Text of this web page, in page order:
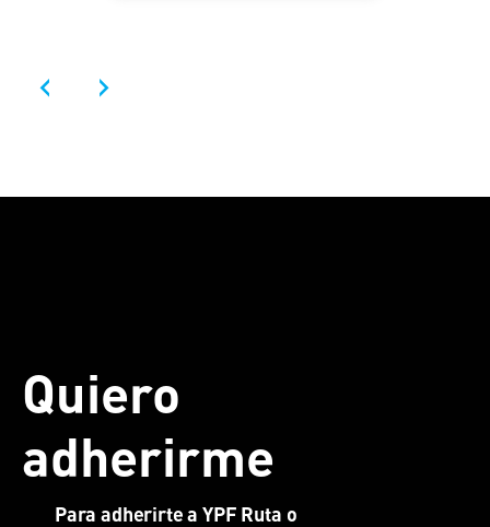
‹ ›
Quiero
adherirme
Para adherirte a YPF Ruta o